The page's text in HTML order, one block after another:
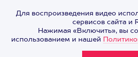
Для воспроизведения видео
сервисов сайта и
Нажимая «Включить», вы
использованием и нашей